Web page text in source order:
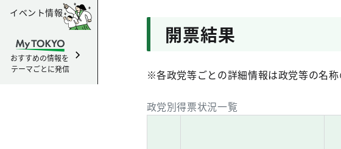
イベント情報
おすすめの情報を
テーマごとに発信
開票結果
※各政党等ごとの詳細情報は政党等の名称
政党別得票状況一覧